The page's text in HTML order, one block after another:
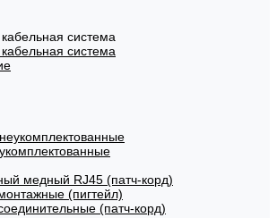
система
система
медный RJ45 (патч-корд)
(пигтейл)
(патч-корд)